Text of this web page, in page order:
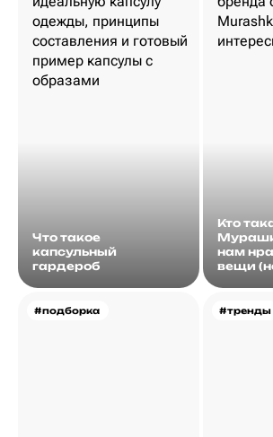
Что такое
капсульный
гардероб
Кто
нам
вещи
#подборка #тренды